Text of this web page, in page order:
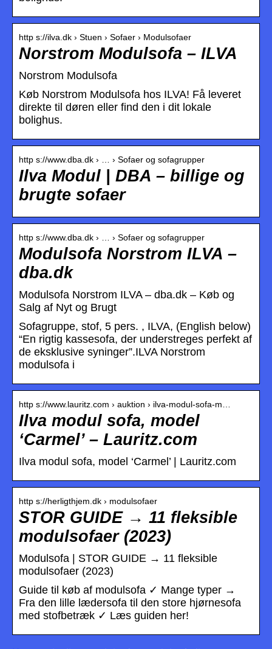
http s://ilva.dk › Stuen › Sofaer › Modulsofaer
Norstrom Modulsofa – ILVA
Norstrom Modulsofa
Køb Norstrom Modulsofa hos ILVA! Få leveret
direkte til døren eller find den i dit lokale
bolighus.
http s://www.dba.dk › … › Sofaer og sofagrupper
Ilva Modul | DBA – billige og
brugte sofaer
http s://www.dba.dk › … › Sofaer og sofagrupper
Modulsofa Norstrom ILVA –
dba.dk
Modulsofa Norstrom ILVA – dba.dk – Køb og
Salg af Nyt og Brugt
Sofagruppe, stof, 5 pers. , ILVA, (English below)
“En rigtig kassesofa, der understreges perfekt af
de eksklusive syninger”.ILVA Norstrom
modulsofa i
http s://www.lauritz.com › auktion › ilva-modul-sofa-m…
Ilva modul sofa, model
‘Carmel’ – Lauritz.com
Ilva modul sofa, model ‘Carmel’ | Lauritz.com
http s://herligthjem.dk › modulsofaer
STOR GUIDE → 11 fleksible
modulsofaer (2023)
Modulsofa | STOR GUIDE → 11 fleksible
modulsofaer (2023)
Guide til køb af modulsofa ✓ Mange typer →
Fra den lille lædersofa til den store hjørnesofa
med stofbetræk ✓ Læs guiden her!